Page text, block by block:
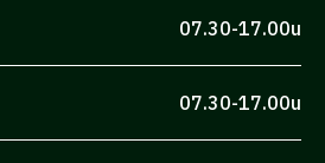
07.30-17.00u
07.30-17.00u